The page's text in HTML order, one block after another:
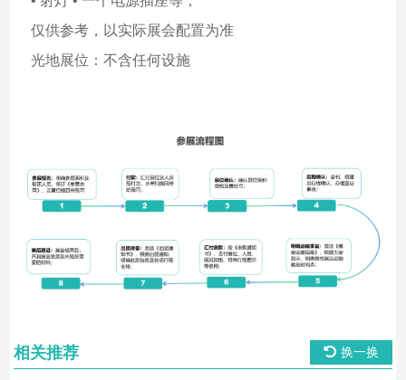
仅供参考，以实际展会配置为准
光地展位：不含任何设施
相关推荐 换一换